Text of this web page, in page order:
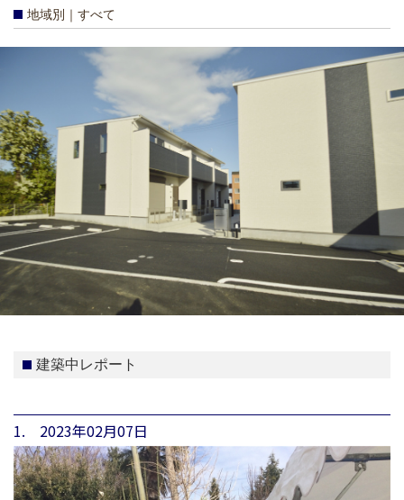
地域別｜すべて
建築中レポート
1. 2023年02月07日